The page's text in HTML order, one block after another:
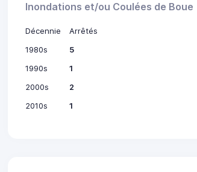
Inondations et/ou Coulées de Boue
Décennie
Arrêtés
1980s
5
1990s
1
2000s
2
2010s
1